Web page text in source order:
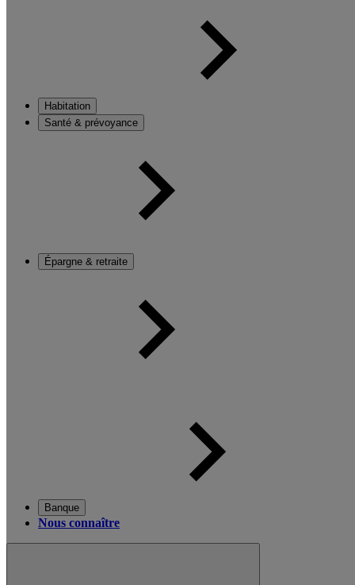
Habitation
Santé & prévoyance
Épargne & retraite
Banque
Nous connaître